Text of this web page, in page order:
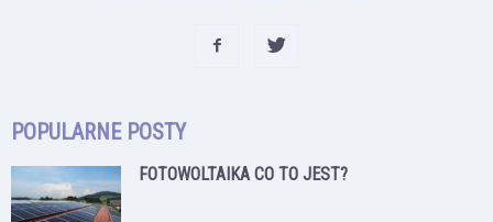
POPULARNE POSTY
FOTOWOLTAIKA CO TO JEST?